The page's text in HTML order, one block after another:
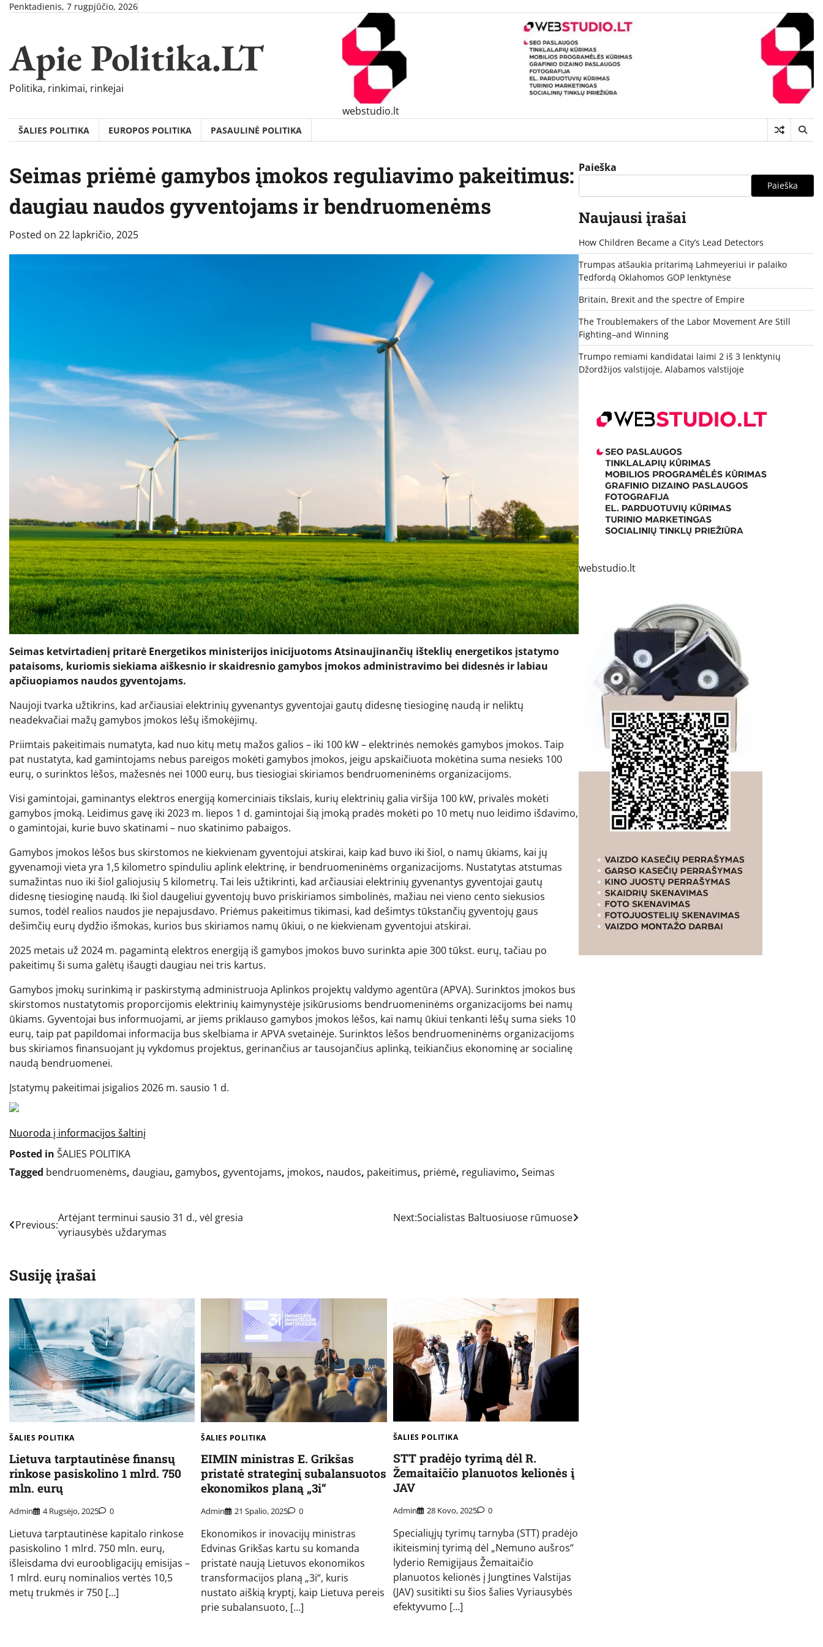
SkipPenktadienis, 7 rugpjūčio, 2026
Apie Politika.LT
Politika, rinkimai, rinkejai
webstudio.lt
ŠALIES POLITIKA EUROPOS POLITIKA PASAULINĖ POLITIKA
Seimas priėmė gamybos įmokos reguliavimo pakeitimus:
daugiau naudos gyventojams ir bendruomenėms
Posted on 22 lapkričio, 2025
Seimas ketvirtadienį pritarė Energetikos ministerijos inicijuotoms Atsinaujinančių išteklių energetikos įstatymo
pataisoms, kuriomis siekiama aiškesnio ir skaidresnio gamybos įmokos administravimo bei didesnės ir labiau
apčiuopiamos naudos gyventojams.
Naujoji tvarka užtikrins, kad arčiausiai elektrinių gyvenantys gyventojai gautų didesnę tiesioginę naudą ir neliktų
neadekvačiai mažų gamybos įmokos lėšų išmokėjimų.
Priimtais pakeitimais numatyta, kad nuo kitų metų mažos galios – iki 100 kW – elektrinės nemokės gamybos įmokos. Taip
pat nustatyta, kad gamintojams nebus pareigos mokėti gamybos įmokos, jeigu apskaičiuota mokėtina suma nesieks 100
eurų, o surinktos lėšos, mažesnės nei 1000 eurų, bus tiesiogiai skiriamos bendruomeninėms organizacijoms.
Visi gamintojai, gaminantys elektros energiją komerciniais tikslais, kurių elektrinių galia viršija 100 kW, privalės mokėti
gamybos įmoką. Leidimus gavę iki 2023 m. liepos 1 d. gamintojai šią įmoką pradės mokėti po 10 metų nuo leidimo išdavimo,
o gamintojai, kurie buvo skatinami – nuo skatinimo pabaigos.
Gamybos įmokos lėšos bus skirstomos ne kiekvienam gyventojui atskirai, kaip kad buvo iki šiol, o namų ūkiams, kai jų
gyvenamoji vieta yra 1,5 kilometro spinduliu aplink elektrinę, ir bendruomeninėms organizacijoms. Nustatytas atstumas
sumažintas nuo iki šiol galiojusių 5 kilometrų. Tai leis užtikrinti, kad arčiausiai elektrinių gyvenantys gyventojai gautų
didesnę tiesioginę naudą. Iki šiol daugeliui gyventojų buvo priskiriamos simbolinės, mažiau nei vieno cento siekusios
sumos, todėl realios naudos jie nepajusdavo. Priėmus pakeitimus tikimasi, kad dešimtys tūkstančių gyventojų gaus
dešimčių eurų dydžio išmokas, kurios bus skiriamos namų ūkiui, o ne kiekvienam gyventojui atskirai.
2025 metais už 2024 m. pagamintą elektros energiją iš gamybos įmokos buvo surinkta apie 300 tūkst. eurų, tačiau po
pakeitimų ši suma galėtų išaugti daugiau nei tris kartus.
Gamybos įmokų surinkimą ir paskirstymą administruoja Aplinkos projektų valdymo agentūra (APVA). Surinktos įmokos bus
skirstomos nustatytomis proporcijomis elektrinių kaimynystėje įsikūrusioms bendruomeninėms organizacijoms bei namų
ūkiams. Gyventojai bus informuojami, ar jiems priklauso gamybos įmokos lėšos, kai namų ūkiui tenkanti lėšų suma sieks 10
eurų, taip pat papildomai informacija bus skelbiama ir APVA svetainėje. Surinktos lėšos bendruomeninėms organizacijoms
bus skiriamos finansuojant jų vykdomus projektus, gerinančius ar tausojančius aplinką, teikiančius ekonominę ar socialinę
naudą bendruomenei.
Įstatymų pakeitimai įsigalios 2026 m. sausio 1 d.
Nuoroda į informacijos šaltinį
Posted in ŠALIES POLITIKA
Tagged bendruomenėms, daugiau, gamybos, gyventojams, įmokos, naudos, pakeitimus, priėmė, reguliavimo, Seimas
Navigacija
įrašų
Previous:
Artėjant terminui sausio 31 d., vėl gresia
vyriausybės uždarymas
Next:Socialistas Baltuosiuose rūmuose
Susiję įrašai
ŠALIES POLITIKA
Lietuva tarptautinėse finansų
rinkose pasiskolino 1 mlrd. 750
mln. eurų
Admin 4 Rugsėjo, 2025 0
Lietuva tarptautinėse kapitalo rinkose
pasiskolino 1 mlrd. 750 mln. eurų,
išleisdama dvi euroobligacijų emisijas –
1 mlrd. eurų nominalios vertės 10,5
metų trukmės ir 750 […]
ŠALIES POLITIKA
EIMIN ministras E. Grikšas
pristatė strateginį subalansuotos
ekonomikos planą „3i“
Admin 21 Spalio, 2025 0
Ekonomikos ir inovacijų ministras
Edvinas Grikšas kartu su komanda
pristatė naują Lietuvos ekonomikos
transformacijos planą „3i“, kuris
nustato aiškią kryptį, kaip Lietuva pereis
prie subalansuoto, […]
ŠALIES POLITIKA
STT pradėjo tyrimą dėl R.
Žemaitaičio planuotos kelionės į
JAV
Admin 28 Kovo, 2025 0
Specialiųjų tyrimų tarnyba (STT) pradėjo
ikiteisminį tyrimą dėl „Nemuno aušros“
lyderio Remigijaus Žemaitaičio
planuotos kelionės į Jungtines Valstijas
(JAV) susitikti su šios šalies Vyriausybės
efektyvumo […]
Paieška
Paieška
Naujausi įrašai
How Children Became a City’s Lead Detectors
Trumpas atšaukia pritarimą Lahmeyeriui ir palaiko
Tedfordą Oklahomos GOP lenktynėse
Britain, Brexit and the spectre of Empire
The Troublemakers of the Labor Movement Are Still
Fighting–and Winning
Trumpo remiami kandidatai laimi 2 iš 3 lenktynių
Džordžijos valstijoje, Alabamos valstijoje
webstudio.lt